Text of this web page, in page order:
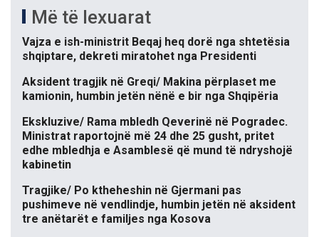
Më të lexuarat
Vajza e ish-ministrit Beqaj heq dorë nga shtetësia
shqiptare, dekreti miratohet nga Presidenti
Aksident tragjik në Greqi/ Makina përplaset me
kamionin, humbin jetën nënë e bir nga Shqipëria
Ekskluzive/ Rama mbledh Qeverinë në Pogradec.
Ministrat raportojnë më 24 dhe 25 gusht, pritet
edhe mbledhja e Asamblesë që mund të ndryshojë
kabinetin
Tragjike/ Po ktheheshin në Gjermani pas
pushimeve në vendlindje, humbin jetën në aksident
tre anëtarët e familjes nga Kosova